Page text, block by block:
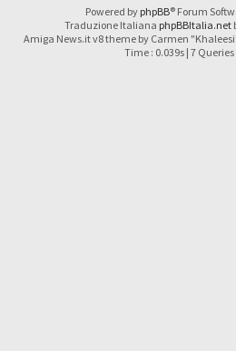
Powered by phpBB® Forum
Traduzione Italiana phpBBItalia.net
Amiga News.it v8 theme by Carmen
Time : 0.039s | 7 Queries